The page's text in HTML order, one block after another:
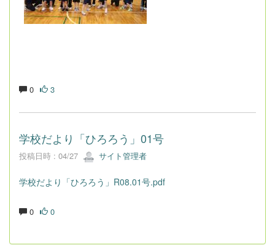
0 3
学校だより「ひろろう」01号
投稿日時 : 04/27 サイト管理者
学校だより「ひろろう」R08.01号.pdf
0 0